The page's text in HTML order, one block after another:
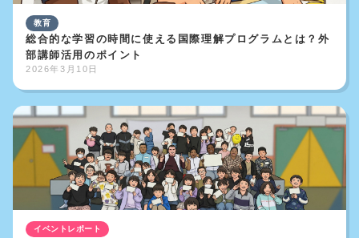
教育
総合的な学習の時間に使える国際理解プログラムとは？外
部講師活用のポイント
2026年3月10日
イベントレポート